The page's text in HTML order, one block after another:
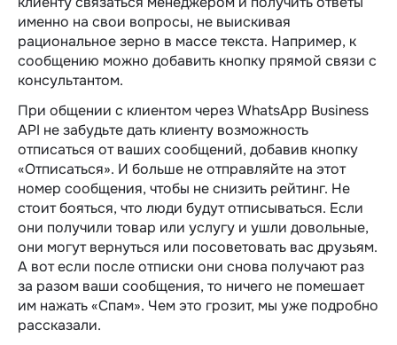
именно на свои вопросы, не выискивая
рациональное зерно в массе текста. Например, к
сообщению можно добавить кнопку прямой связи с
консультантом.
При общении с клиентом через WhatsApp Business
API не забудьте дать клиенту возможность
отписаться от ваших сообщений, добавив кнопку
«Отписаться». И больше не отправляйте на этот
номер сообщения, чтобы не снизить рейтинг. Не
стоит бояться, что люди будут отписываться. Если
они получили товар или услугу и ушли довольные,
они могут вернуться или посоветовать вас друзьям.
А вот если после отписки они снова получают раз
за разом ваши сообщения, то ничего не помешает
им нажать «Спам». Чем это грозит, мы уже подробно
рассказали.